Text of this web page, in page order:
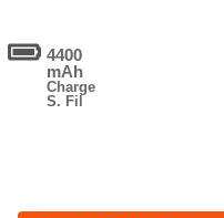
4400
mAh
Charge
S. Fil